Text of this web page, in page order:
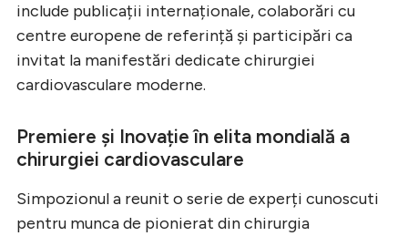
include publicații internaționale, colaborări cu
centre europene de referință și participări ca
invitat la manifestări dedicate chirurgiei
cardiovasculare moderne.
Premiere și Inovație în elita mondială a
chirurgiei cardiovasculare
Simpozionul a reunit o serie de experți cunoscuti
pentru munca de pionierat din chirurgia